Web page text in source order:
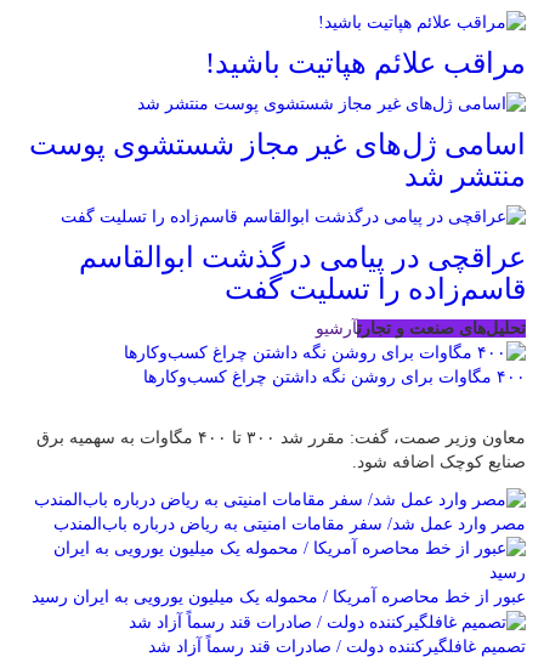
مراقب علائم هپاتیت باشید!
اسامی ژل‌های غیر مجاز شستشوی پوست
منتشر شد
عراقچی در پیامی درگذشت ابوالقاسم
قاسم‌زاده را تسلیت گفت
تحلیل‌های صنعت و تجارتآرشیو
۴۰۰ مگاوات برای روشن نگه داشتن چراغ کسب‌وکار‌ها
معاون وزیر صمت، گفت: مقرر شد ۳۰۰ تا ۴۰۰ مگاوات به سهمیه برق
صنایع کوچک اضافه شود.
مصر وارد عمل شد/ سفر مقامات امنیتی به ریاض درباره باب‌المندب
عبور از خط محاصره آمریکا / محموله یک میلیون یورویی به ایران رسید
تصمیم غافلگیرکننده دولت / صادرات قند رسماً آزاد شد